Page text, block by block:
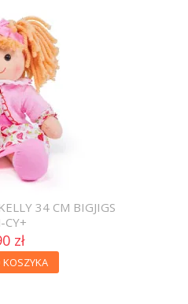
34 CM BIGJIGS
CY+
zł
KOSZYKA